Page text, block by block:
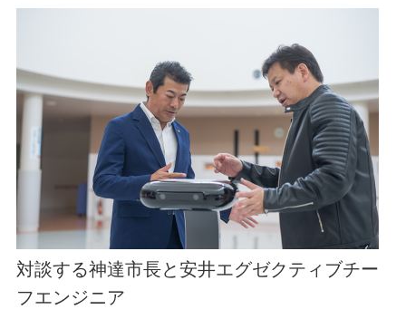
対談する神達市長と安井エグゼクティブチー
フエンジニア